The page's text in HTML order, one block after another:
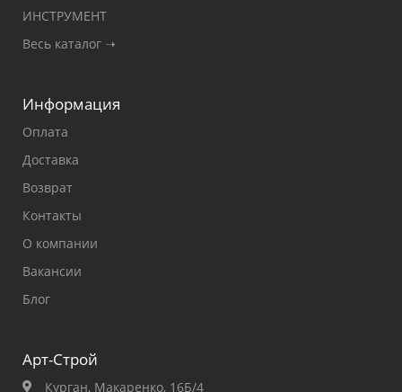
ИНСТРУМЕНТ
Весь каталог ➝
Информация
Оплата
Доставка
Возврат
Контакты
О компании
Вакансии
Блог
Арт-Строй
Курган, Макаренко, 16Б/4